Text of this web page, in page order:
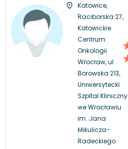
Katowice,
Raciborska 27,
Katowickie
Centrum
Onkologii
Wrocław, ul.
Borowska 213,
Uniwersytecki
Szpital Kliniczny
we Wrocławiu
im. Jana
Mikulicza-
Radeckiego